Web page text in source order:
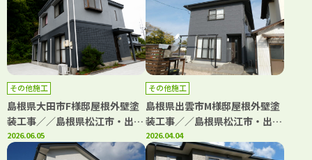
その他施工
島根県大田市F様邸屋根外壁塗
装工事／／島根県松江市・出雲
市・大田市・雲南市・鳥取県米
子市・境港市の「きじま塗装」
2026.06.05
その他施工
島根県出雲市M様邸屋根外壁塗
装工事／／島根県松江市・出雲
市・大田市・雲南市・鳥取県米
子市・境港市の「きじま塗装」
2026.04.04